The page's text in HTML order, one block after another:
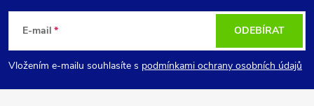
p
E-mail
Vložením e-mailu souhlasíte s podmínkami ochrany osobních údajů
ODEBÍRAT